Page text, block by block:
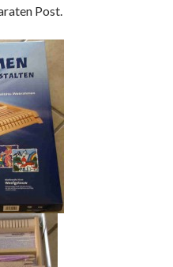
Post.